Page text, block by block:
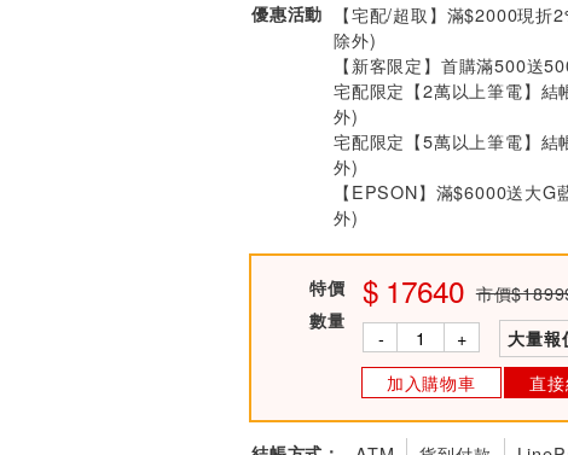
優惠活動
【宅配/超取】滿$2000現折
除外)
【新客限定】首購滿500送
宅配限定【2萬以上筆電】結
外)
宅配限定【5萬以上筆電】結
外)
【EPSON】滿$6000送大G
外)
特價 17640 市價
數量
- + 大量報
加入購物車 直